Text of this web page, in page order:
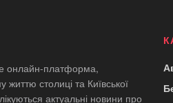
онлайн-платформа,
життю столиці та Київської
актуальні новини про